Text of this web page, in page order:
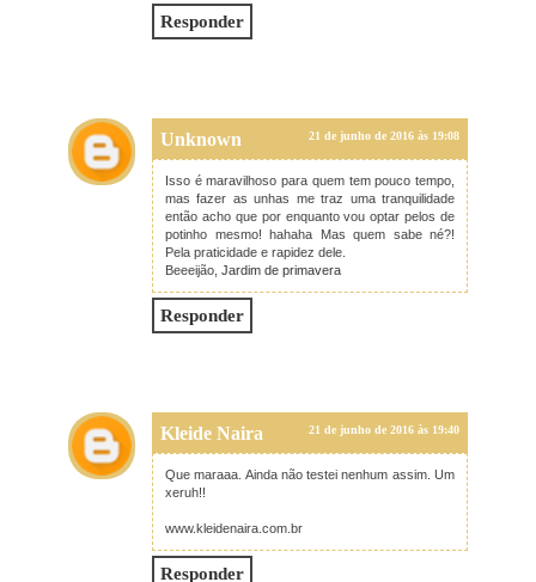
Responder
Unknown 21 de junho de 2016 às 19:08
Isso é maravilhoso para quem tem pouco tempo,
mas fazer as unhas me traz uma tranquilidade
então acho que por enquanto vou optar pelos de
potinho mesmo! hahaha Mas quem sabe né?!
Pela praticidade e rapidez dele.
Beeeijão, Jardim de primavera
Responder
Kleide Naira 21 de junho de 2016 às 19:40
Que maraaa. Ainda não testei nenhum assim. Um
xeruh!!
www.kleidenaira.com.br
Responder